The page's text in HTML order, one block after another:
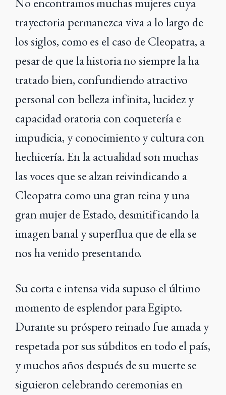
trayectoria permanezca viva a lo largo de
los siglos, como es el caso de Cleopatra, a
pesar de que la historia no siempre la ha
tratado bien, confundiendo atractivo
personal con belleza infinita, lucidez y
capacidad oratoria con coquetería e
impudicia, y conocimiento y cultura con
hechicería. En la actualidad son muchas
las voces que se alzan reivindicando a
Cleopatra como una gran reina y una
gran mujer de Estado, desmitificando la
imagen banal y superflua que de ella se
nos ha venido presentando.
Su corta e intensa vida supuso el último
momento de esplendor para Egipto.
Durante su próspero reinado fue amada y
respetada por sus súbditos en todo el país,
y muchos años después de su muerte se
siguieron celebrando ceremonias en